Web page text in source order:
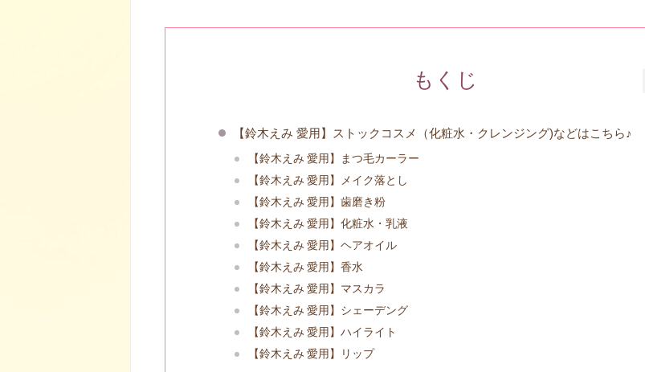
もくじ
【鈴木えみ 愛用】ストックコスメ（化粧水・クレンジング)などはこちら♪
【鈴木えみ 愛用】まつ毛カーラー
【鈴木えみ 愛用】メイク落とし
【鈴木えみ 愛用】歯磨き粉
【鈴木えみ 愛用】化粧水・乳液
【鈴木えみ 愛用】ヘアオイル
【鈴木えみ 愛用】香水
【鈴木えみ 愛用】マスカラ
【鈴木えみ 愛用】シェーデング
【鈴木えみ 愛用】ハイライト
【鈴木えみ 愛用】リップ